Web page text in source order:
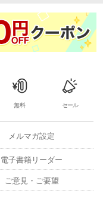
無料 セール
メルマガ設定
電子書籍リーダー
ご意見・ご要望